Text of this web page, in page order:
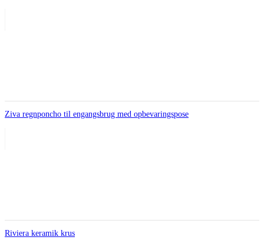
Ziva regnponcho til engangsbrug med opbevaringspose
Riviera keramik krus